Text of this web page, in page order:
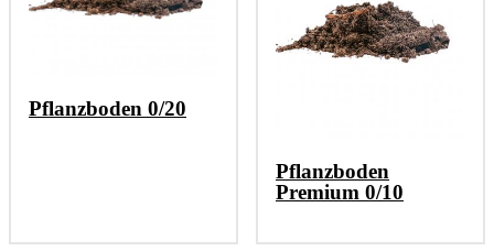
Pflanzboden 0/20
Pflanzboden
Premium 0/10